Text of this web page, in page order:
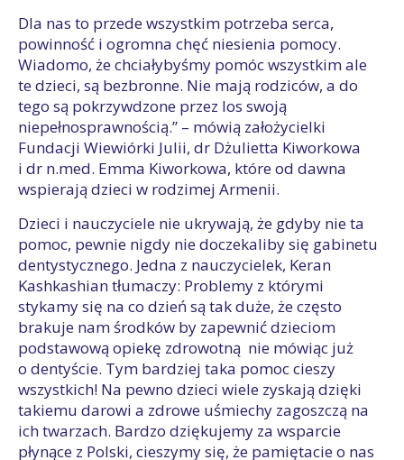
Dla nas to przede wszystkim potrzeba serca,
powinność i ogromna chęć niesienia pomocy.
Wiadomo, że chciałybyśmy pomóc wszystkim ale
te dzieci, są bezbronne. Nie mają rodziców, a do
tego są pokrzywdzone przez los swoją
niepełnosprawnością.” – mówią założycielki
Fundacji Wiewiórki Julii, dr Dżulietta Kiworkowa
i dr n.med. Emma Kiworkowa, które od dawna
wspierają dzieci w rodzimej Armenii.
Dzieci i nauczyciele nie ukrywają, że gdyby nie ta
pomoc, pewnie nigdy nie doczekaliby się gabinetu
dentystycznego. Jedna z nauczycielek, Keran
Kashkashian tłumaczy: Problemy z którymi
stykamy się na co dzień są tak duże, że często
brakuje nam środków by zapewnić dzieciom
podstawową opiekę zdrowotną nie mówiąc już
o dentyście. Tym bardziej taka pomoc cieszy
wszystkich! Na pewno dzieci wiele zyskają dzięki
takiemu darowi a zdrowe uśmiechy zagoszczą na
ich twarzach. Bardzo dziękujemy za wsparcie
płynące z Polski, cieszymy się, że pamiętacie o nas